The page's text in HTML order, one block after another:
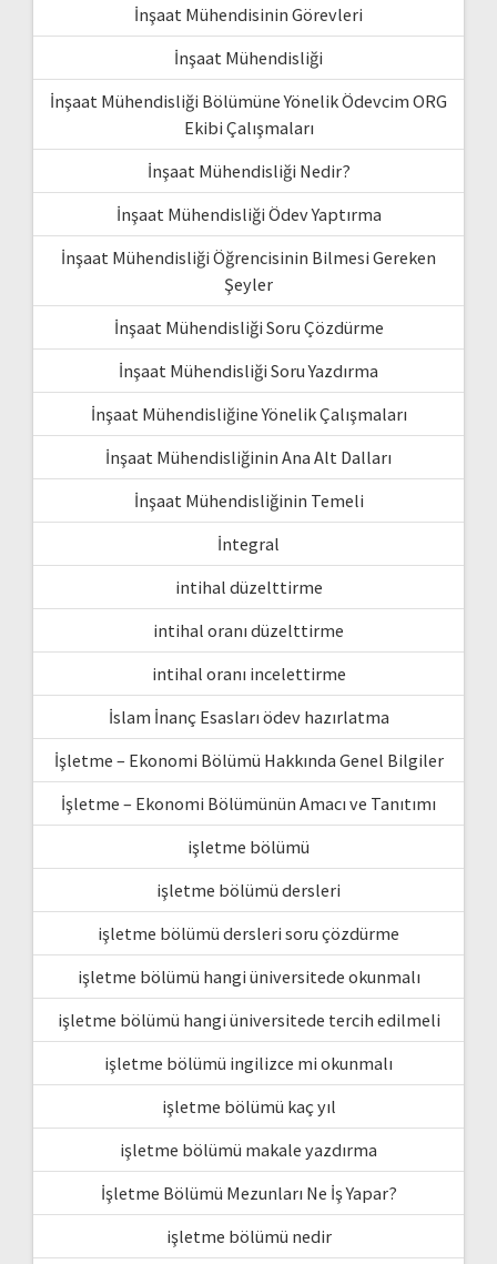
İnşaat Mühendisinin Görevleri
İnşaat Mühendisliği
İnşaat Mühendisliği Bölümüne Yönelik Ödevcim ORG
Ekibi Çalışmaları
İnşaat Mühendisliği Nedir?
İnşaat Mühendisliği Ödev Yaptırma
İnşaat Mühendisliği Öğrencisinin Bilmesi Gereken
Şeyler
İnşaat Mühendisliği Soru Çözdürme
İnşaat Mühendisliği Soru Yazdırma
İnşaat Mühendisliğine Yönelik Çalışmaları
İnşaat Mühendisliğinin Ana Alt Dalları
İnşaat Mühendisliğinin Temeli
İntegral
intihal düzelttirme
intihal oranı düzelttirme
intihal oranı incelettirme
İslam İnanç Esasları ödev hazırlatma
İşletme – Ekonomi Bölümü Hakkında Genel Bilgiler
İşletme – Ekonomi Bölümünün Amacı ve Tanıtımı
işletme bölümü
işletme bölümü dersleri
işletme bölümü dersleri soru çözdürme
işletme bölümü hangi üniversitede okunmalı
işletme bölümü hangi üniversitede tercih edilmeli
işletme bölümü ingilizce mi okunmalı
işletme bölümü kaç yıl
işletme bölümü makale yazdırma
İşletme Bölümü Mezunları Ne İş Yapar?
işletme bölümü nedir